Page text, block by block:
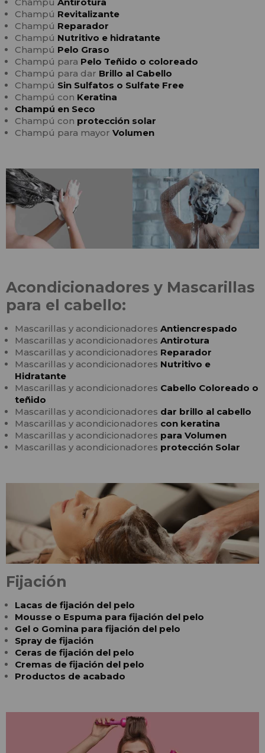
Champú Revitalizante
Champú Reparador
Champú Nutritivo e hidratante
Champú Pelo Graso
Champú para Pelo Teñido o coloreado
Champú para dar Brillo al Cabello
Champú Sin Sulfatos o Sulfate Free
Champú con Keratina
Champú en Seco
Champú con protección solar
Champú para mayor Volumen
Acondicionadores y Mascarillas
para el cabello:
Mascarillas y acondicionadores Antiencrespado
Mascarillas y acondicionadores Antirotura
Mascarillas y acondicionadores Reparador
Mascarillas y acondicionadores Nutritivo e
Hidratante
Mascarillas y acondicionadores Cabello Coloreado o
teñido
Mascarillas y acondicionadores dar brillo al cabello
Mascarillas y acondicionadores con keratina
Mascarillas y acondicionadores para Volumen
Mascarillas y acondicionadores protección Solar
Fijación
Lacas de fijación del pelo
Mousse o Espuma para fijación del pelo
Gel o Gomina para fijación del pelo
Spray de fijación
Ceras de fijación del pelo
Cremas de fijación del pelo
Productos de acabado